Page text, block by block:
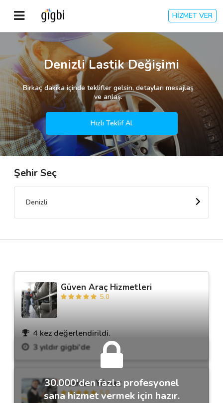
HİZMET VER
Anasayfa
Giriş Yap
Kayıt Ol
Kategoriler
🎈 Biz Kimiz?
🌟 Müşteri Değerlendirmeleri
Kariyer
Denizli Lastik Değişimi
Birkaç dakika içinde teklifler gelsin, detayları mesajlaş
ve anlaş.
Hızlı Teklif Al
Şehir Seç
Denizli
Güven Araç Hizmetleri
5.0
4 kez değerlendirildi.
3 yıldır gigbi'de
Ataman Yılmaz
5.0
30.000'den fazla profesyonel
sana hizmet vermek için hazır.